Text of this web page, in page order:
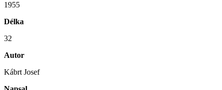
1955
Délka
32
Autor
Kábrt Josef